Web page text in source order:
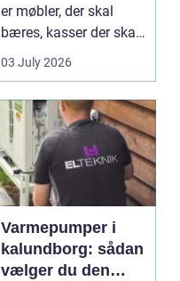
er møbler, der skal
bæres, kasser der skal
pakkes, o...
03 July 2026
Varmepumper i
kalundborg: sådan
vælger du den